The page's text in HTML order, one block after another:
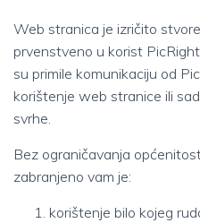
Web stranica je izričito
prvenstveno u korist
su primile komunikaciju od
korištenje web stranice ili
svrhe.
Bez ograničavanja
zabranjeno vam je:
korištenje bilo kojeg